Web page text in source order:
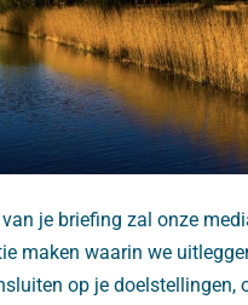
je briefing zal onze
maken waarin we
op je doelstellingen,